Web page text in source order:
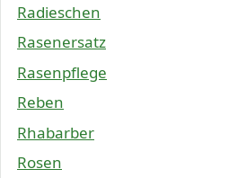
Radieschen
Rasenersatz
Rasenpflege
Reben
Rhabarber
Rosen